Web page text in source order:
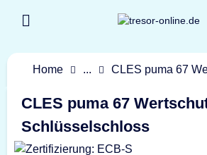
Home ... CLES puma 67
CLES puma 67
Schlüsselschloss